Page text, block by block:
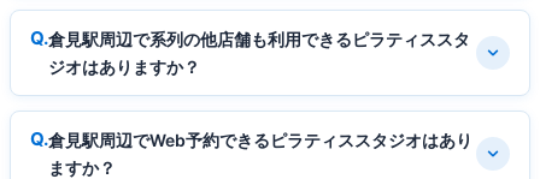
倉見駅周辺で系列の他店舗も利用できるピラティススタ
ジオはありますか？
倉見駅周辺でWeb予約できるピラティススタジオはあり
ますか？